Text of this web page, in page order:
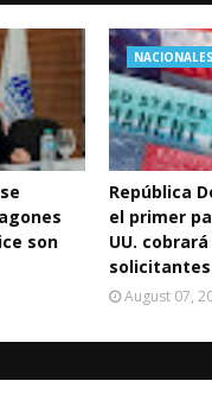
son
NACIONALES
República
el primer
UU.
August 07,